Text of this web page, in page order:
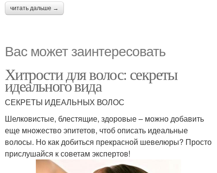
читать дальше →
Вас может заинтересовать
Хитрости для волос: секреты
идеального вида
СЕКРЕТЫ ИДЕАЛЬНЫХ ВОЛОС
Шелковистые, блестящие, здоровые – можно добавить
еще множество эпитетов, чтоб описать идеальные
волосы. Но как добиться прекрасной шевелюры? Просто
прислушайся к советам экспертов!